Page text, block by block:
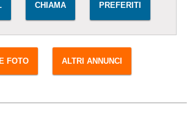
CHIAMA PREFERITI
FOTO ALTRI ANNUNCI